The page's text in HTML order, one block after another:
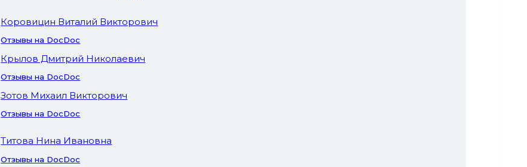
Коровицин Виталий Викторович
Отзывы на DocDoc
Крылов Дмитрий Николаевич
Отзывы на DocDoc
Зотов Михаил Викторович
Отзывы на DocDoc
Титова Нина Ивановна
Отзывы на DocDoc